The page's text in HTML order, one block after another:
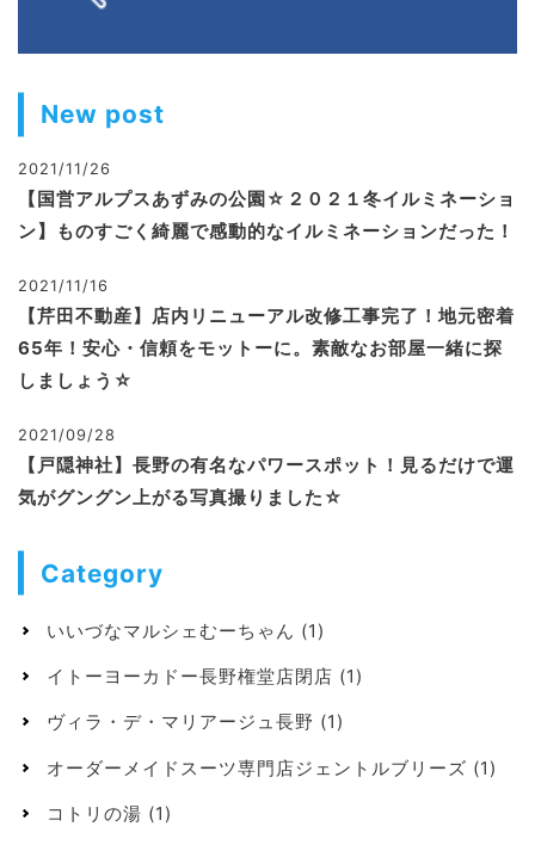
New post
2021/11/26
【国営アルプスあずみの公園☆２０２１冬イルミネーショ
ン】ものすごく綺麗で感動的なイルミネーションだった！
2021/11/16
【芹田不動産】店内リニューアル改修工事完了！地元密着
65年！安心・信頼をモットーに。素敵なお部屋一緒に探
しましょう☆
2021/09/28
【戸隠神社】長野の有名なパワースポット！見るだけで運
気がグングン上がる写真撮りました☆
Category
いいづなマルシェむーちゃん (1)
イトーヨーカドー長野権堂店閉店 (1)
ヴィラ・デ・マリアージュ長野 (1)
オーダーメイドスーツ専門店ジェントルブリーズ (1)
コトリの湯 (1)